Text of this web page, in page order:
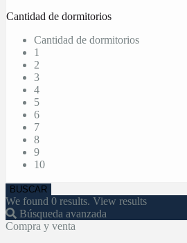
Cantidad de dormitorios
Cantidad de dormitorios
1
2
3
4
5
6
7
8
9
10
We found 0 results. View results
Búsqueda avanzada
Compra y venta